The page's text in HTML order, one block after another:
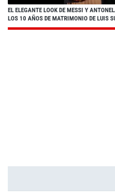
EL ELEGANTE LOOK DE MESSI Y
LOS 10 AÑOS DE MATRIMONIO DE LUIS